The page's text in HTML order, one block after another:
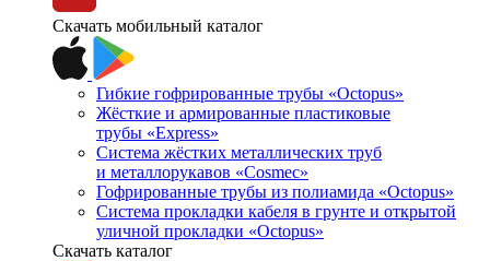
Скачать мобильный каталог
Гибкие гофрированные трубы «Octopus»
Жёсткие и армированные пластиковые
трубы «Express»
Система жёстких металлических труб
и металлорукавов «Cosmec»
Гофрированные трубы из полиамида «Octopus»
Система прокладки кабеля в грунте и открытой
уличной прокладки «Octopus»
Скачать каталог